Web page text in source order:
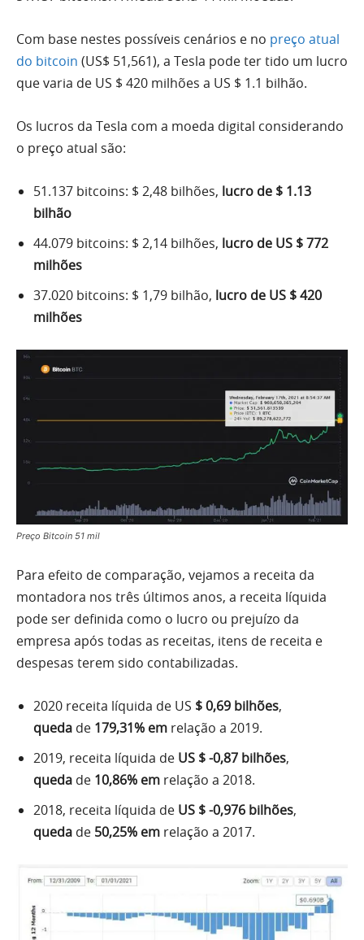
Com base nestes possíveis cenários e no preço atual
do bitcoin (US$ 51,561), a Tesla pode ter tido um lucro
que varia de US $ 420 milhões a US $ 1.1 bilhão.
Os lucros da Tesla com a moeda digital considerando
o preço atual são:
51.137 bitcoins: $ 2,48 bilhões, lucro de $ 1.13
bilhão
44.079 bitcoins: $ 2,14 bilhões, lucro de US $ 772
milhões
37.020 bitcoins: $ 1,79 bilhão, lucro de US $ 420
milhões
Preço Bitcoin 51 mil
Para efeito de comparação, vejamos a receita da
montadora nos três últimos anos, a receita líquida
pode ser definida como o lucro ou prejuízo da
empresa após todas as receitas, itens de receita e
despesas terem sido contabilizadas.
2020 receita líquida de US $ 0,69 bilhões,
queda de 179,31% em relação a 2019.
2019, receita líquida de US $ -0,87 bilhões,
queda de 10,86% em relação a 2018.
2018, receita líquida de US $ -0,976 bilhões,
queda de 50,25% em relação a 2017.